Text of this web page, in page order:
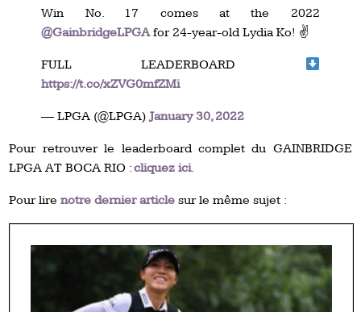
Win No. 17 comes at the 2022
@GainbridgeLPGAfor 24-year-old Lydia Ko! ✌️
FULL LEADERBOARD
https://t.co/xZVG0mfZMi
— LPGA (@LPGA)January 30, 2022
Pour retrouver le leaderboard complet du GAINBRIDGE
LPGA AT BOCA RIO :cliquez ici.
Pour lirenotre dernier article sur le même sujet :